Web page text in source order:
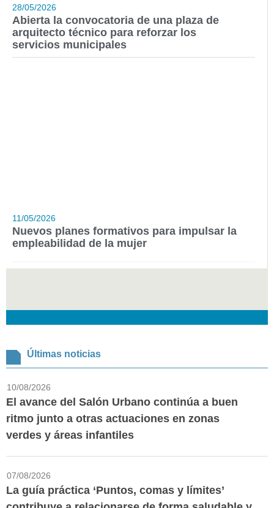
28/05/2026
Abierta la convocatoria de una plaza de
arquitecto técnico para reforzar los
servicios municipales
11/05/2026
Nuevos planes formativos para impulsar la
empleabilidad de la mujer
Últimas noticias
10/08/2026
El avance del Salón Urbano continúa a buen
ritmo junto a otras actuaciones en zonas
verdes y áreas infantiles
07/08/2026
La guía práctica ‘Puntos, comas y límites’